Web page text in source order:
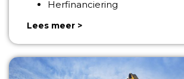
Herfinanciering
Lees meer >